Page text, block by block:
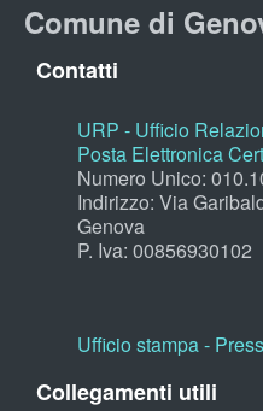
Comune di
Contatti
URP - Ufficio
Posta Elettronica
Numero Unico:
Indirizzo: Via
Genova
P. Iva: 00856930102
Ufficio stampa -
Collegamenti utili